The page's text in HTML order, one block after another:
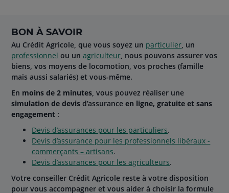
BON À SAVOIR
Au Crédit Agricole, que vous soyez un particulier, un
professionnel ou unagriculteur, nous pouvons assurer vos
biens, vos moyens de locomotion, vos proches (famille
mais aussi salariés) et vous-même.
En moins de 2 minutes, vous pouvez réaliser une
simulation de devisd’assuranceen ligne, gratuite et sans
engagement :
Devis d’assurances pour les particuliers.
Devis d’assurance pour les professionnels libéraux -
commerçants – artisans.
Devis d’assurances pour les agriculteurs.
Votre conseiller Crédit Agricole reste à votre disposition
pour vous accompagner et vous aider à choisir la formule